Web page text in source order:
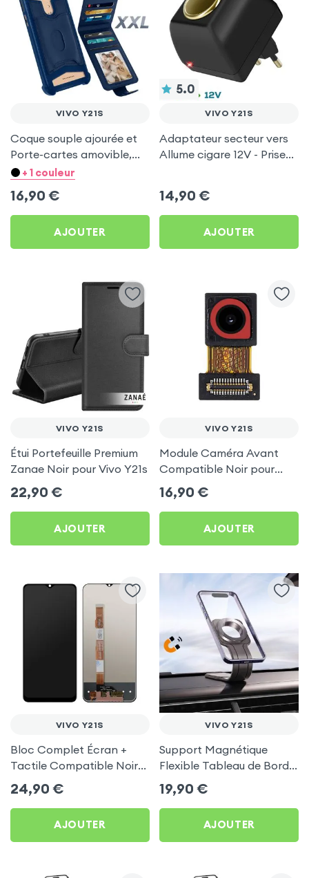
VIVO Y21S
Coque souple ajourée et
Porte-cartes amovible,
avec languette
Vivo Y21s
+ 1 couleur
16,90 €
AJOUTER
5.0
VIVO Y21S
Adaptateur secteur vers
Allume cigare 12V - Prise
14,90 €
AJOUTER
VIVO Y21S
Étui Portefeuille Premium
Zanae Noir pour Vivo Y21s
22,90 €
AJOUTER
VIVO Y21S
Module Caméra Avant
Compatible Noir pour
Vivo Y21s
16,90 €
AJOUTER
VIVO Y21S
Bloc Complet Écran +
Tactile Compatible Noir
pour Vivo Y21s
24,90 €
AJOUTER
VIVO Y21S
Support Magnétique
Flexible Tableau de Bord
et Écran central pour Vivo
Y21s
19,90 €
AJOUTER